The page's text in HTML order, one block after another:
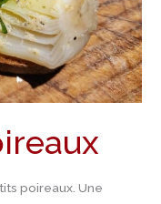
poireaux. Une